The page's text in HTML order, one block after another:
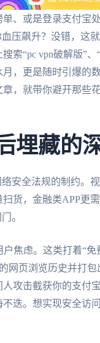
、或是登录支付宝
压飙升？没错，这
索“pc vpn破解版”、
月，更是随时引爆
，就带你避开那些
埋藏的
安全法规的制约。
货，金融类APP更
。
焦虑。这类打着“免
网页浏览历史并打
攻击截获你的支付
迭。想实现安全访